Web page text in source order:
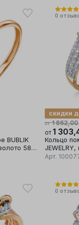
BUBLIK
585
0
от 1 862,00
скидки
от 1
Кольцо
проба,
Арт.
0